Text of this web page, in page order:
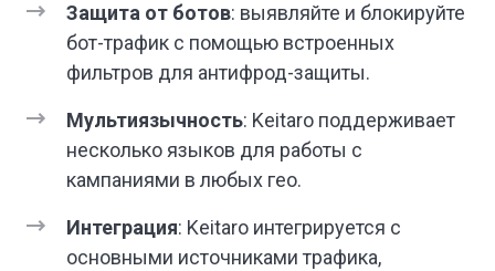
Защита от ботов: выявляйте и блокируйте
бот-трафик с помощью встроенных
фильтров для антифрод-защиты.
Мультиязычность: Keitaro поддерживает
несколько языков для работы с
кампаниями в любых гео.
Интеграция: Keitaro интегрируется с
основными источниками трафика,